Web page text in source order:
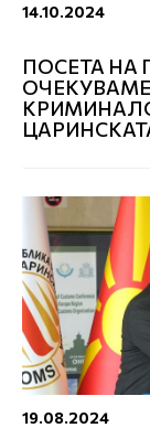
14.10.2024
ПОСЕТА НА
19.08.2024